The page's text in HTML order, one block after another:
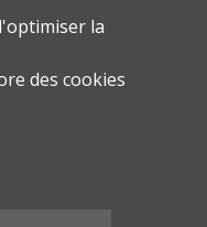
la
des cookies